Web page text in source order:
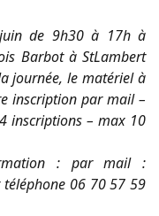
de 9h30 à 17h à
Barbot à StLambert
journée, le matériel à
inscription par mail –
inscriptions – max 10
: par mail :
06 70 57 59